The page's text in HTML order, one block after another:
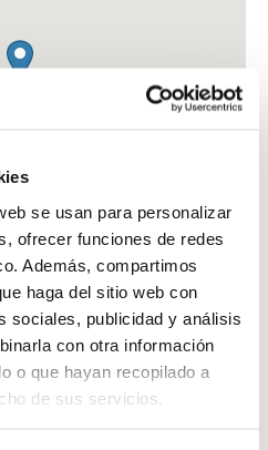
se usan para personalizar
ofrecer funciones de redes
Además, compartimos
haga del sitio web con
sociales, publicidad y análisis
con otra información
o que hayan recopilado a
de sus servicios.
6